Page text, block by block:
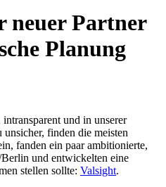
neuer Partner
Planung
und in unserer
finden die meisten
fanden ein paar ambitionierte,
und entwickelten eine
stellen sollte: Valsight.